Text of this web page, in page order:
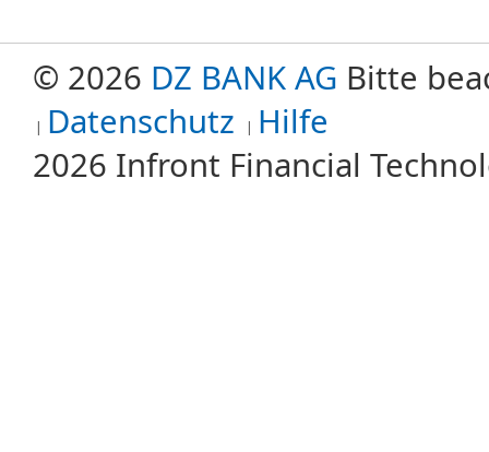
© 2026 DZ BANK AG Bitte
Datenschutz Hilfe
2026 Infront Financial